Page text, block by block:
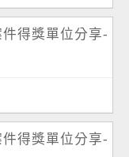
得獎單位分享-
得獎單位分享-